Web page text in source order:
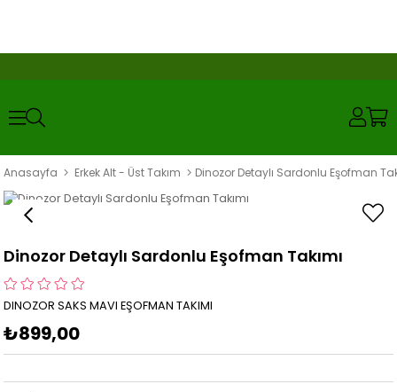
Anasayfa Erkek Alt - Üst Takım Dinozor Detaylı Sardonlu Eşofman
Dinozor Detaylı Sardonlu Eşofman Takımı
DINOZOR SAKS MAVI EŞOFMAN TAKIMI
₺899,00